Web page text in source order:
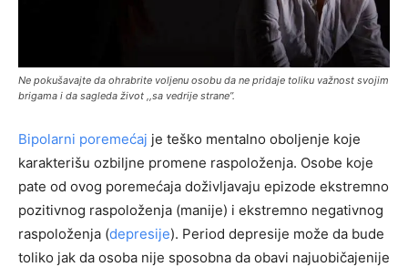
Ne pokušavajte da ohrabrite voljenu osobu da ne pridaje toliku važnost svojim
brigama i da sagleda život ,,sa vedrije strane”.
Bipolarni poremećaj je teško mentalno oboljenje koje
karakterišu ozbiljne promene raspoloženja. Osobe koje
pate od ovog poremećaja doživljavaju epizode ekstremno
pozitivnog raspoloženja (manije) i ekstremno negativnog
raspoloženja (depresije). Period depresije može da bude
toliko jak da osoba nije sposobna da obavi najuobičajenije